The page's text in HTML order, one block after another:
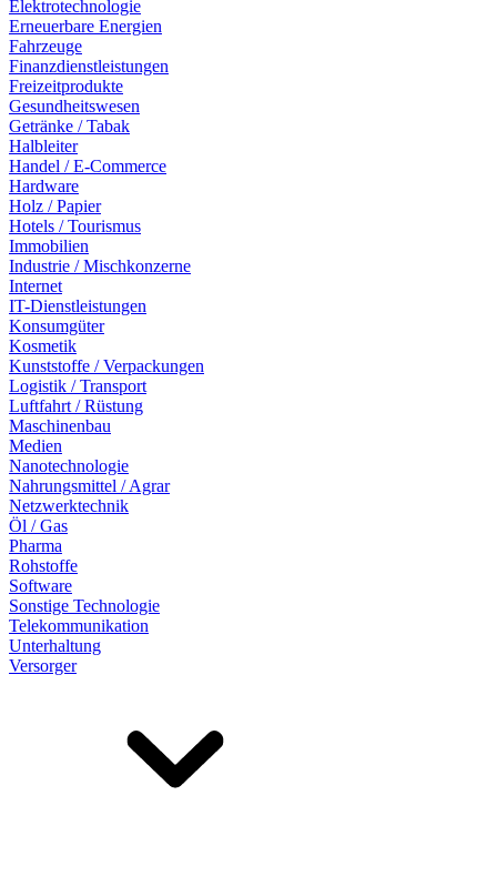
Elektrotechnologie
Erneuerbare Energien
Fahrzeuge
Finanzdienstleistungen
Freizeitprodukte
Gesundheitswesen
Getränke / Tabak
Halbleiter
Handel / E-Commerce
Hardware
Holz / Papier
Hotels / Tourismus
Immobilien
Industrie / Mischkonzerne
Internet
IT-Dienstleistungen
Konsumgüter
Kosmetik
Kunststoffe / Verpackungen
Logistik / Transport
Luftfahrt / Rüstung
Maschinenbau
Medien
Nanotechnologie
Nahrungsmittel / Agrar
Netzwerktechnik
Öl / Gas
Pharma
Rohstoffe
Software
Sonstige Technologie
Telekommunikation
Unterhaltung
Versorger